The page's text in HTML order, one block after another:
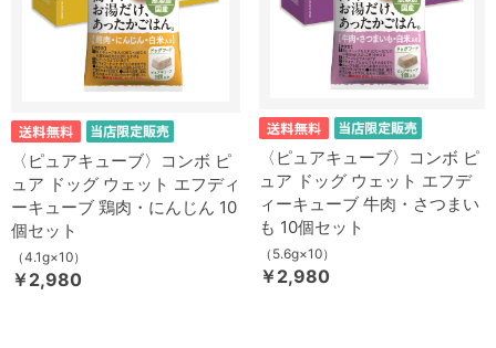
〈ピュアキューブ〉コンボ ピ
ュア ドッグ ウェット エフディ
ーキューブ 鶏肉・にんじん 10
個セット
（4.1g×10）
￥2,980
〈ピュアキューブ〉コンボ ピ
ュア ドッグ ウェット エフデ
ィーキューブ 牛肉・さつまい
も 10個セット
（5.6g×10）
￥2,980